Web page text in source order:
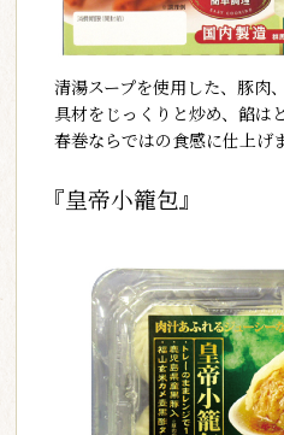
清湯スープを使用した、豚肉
具材をじっくりと炒め、餡は
春巻ならではの食感に仕上げ
『皇帝小籠包』